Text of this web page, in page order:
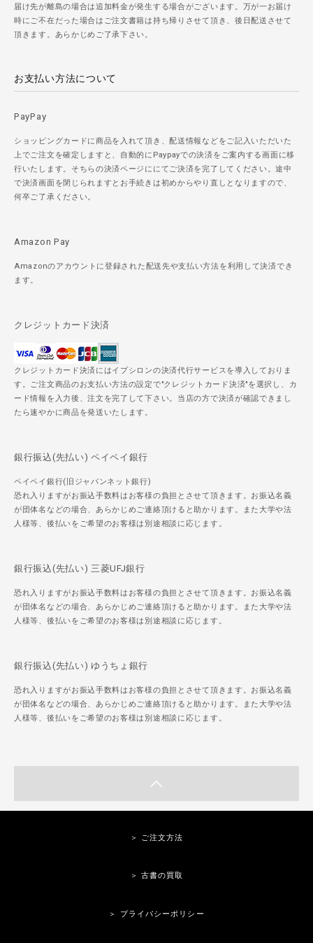
届け先が離島の場合は追加料金が発生する場合がございます。万が一お届け
時にご不在だった場合はご注文書籍は持ち帰りさせて頂き、後日配送させて
頂きます。あらかじめご了承下さい。
お支払い方法について
PayPay
ショッピングカードに商品を入れて頂き、配送情報などをご記入いただいた
上でご注文を確定しますと、自動的にPaypayでの決済をご案内する画面に移
行いたします。そちらの決済ページににてご決済を完了してください。途中
で決済画面を閉じられますとお手続きは初めからやり直しとなりますので、
何卒ご了承ください。
Amazon Pay
Amazonのアカウントに登録された配送先や支払い方法を利用して決済でき
ます。
クレジットカード決済
クレジットカード決済にはイプシロンの決済代行サービスを導入しておりま
す。ご注文商品のお支払い方法の設定で"クレジットカード決済"を選択し、カ
ード情報を入力後、注文を完了して下さい。当店の方で決済が確認できまし
たら速やかに商品を発送いたします。
銀行振込(先払い) ペイペイ銀行
ペイペイ銀行(旧ジャパンネット銀行)
恐れ入りますがお振込手数料はお客様の負担とさせて頂きます。お振込名義
が団体名などの場合、あらかじめご連絡頂けると助かります。また大学や法
人様等、後払いをご希望のお客様は別途相談に応じます。
銀行振込(先払い) 三菱UFJ銀行
恐れ入りますがお振込手数料はお客様の負担とさせて頂きます。お振込名義
が団体名などの場合、あらかじめご連絡頂けると助かります。また大学や法
人様等、後払いをご希望のお客様は別途相談に応じます。
銀行振込(先払い) ゆうちょ銀行
恐れ入りますがお振込手数料はお客様の負担とさせて頂きます。お振込名義
が団体名などの場合、あらかじめご連絡頂けると助かります。また大学や法
人様等、後払いをご希望のお客様は別途相談に応じます。
＞ ご注文方法
＞ 古書の買取
＞ プライバシーポリシー